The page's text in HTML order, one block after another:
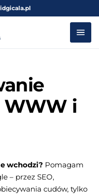
WWW i
wchodzi? Pomagam
– przez SEO,
cudów, tylko